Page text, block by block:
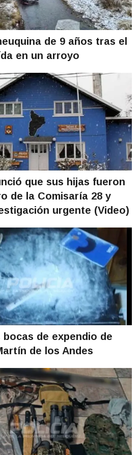
de 9 años tras el
en un arroyo
que sus hijas fueron
de la Comisaría 28 y
urgente (Video)
de expendio de
de los Andes